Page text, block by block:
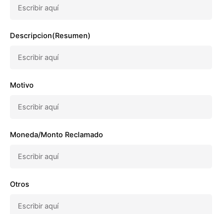
Descripcion(Resumen)
Motivo
Moneda/Monto Reclamado
Otros